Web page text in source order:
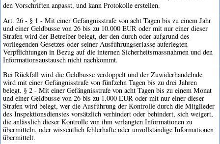
den Vorschriften anpasst, und kann Protokolle erstellen.
Art. 26 - § 1 - Mit einer Gefängnisstrafe von acht Tagen bis zu einem Jahr
und einer Geldbusse von 26 bis zu 10.000 EUR oder mit nur einer dieser
Strafen wird der Betreiber belegt, der den durch oder aufgrund des
vorliegenden Gesetzes oder seiner Ausführungserlasse auferlegten
Verpflichtungen in Bezug auf die internen Sicherheitsmassnahmen und den
Informationsaustausch nicht nachkommt.
Bei Rückfall wird die Geldbusse verdoppelt und der Zuwiderhandelnde
wird mit einer Gefängnisstrafe von fünfzehn Tagen bis zu drei Jahren
belegt. § 2 - Mit einer Gefängnisstrafe von acht Tagen bis zu einem Monat
und einer Geldbusse von 26 bis zu 1.000 EUR oder mit nur einer dieser
Strafen wird belegt, wer die Ausführung der Kontrolle durch die Mitglieder
des Inspektionsdienstes vorsätzlich verhindert oder behindert, sich weigert,
die anlässlich dieser Kontrolle von ihm verlangten Informationen zu
übermitteln, oder wissentlich fehlerhafte oder unvollständige Informationen
übermittelt.